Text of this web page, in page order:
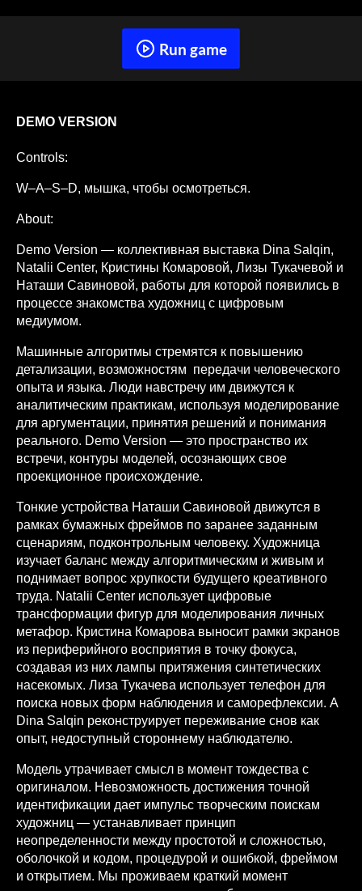
Run game
DEMO VERSION
Controls:
W–A–S–D, мышка, чтобы осмотреться.
About:
Demo Version — коллективная выставка Dina Salqin,
Natalii Center, Кристины Комаровой, Лизы Тукачевой и
Наташи Савиновой, работы для которой появились в
процессе знакомства художниц с цифровым
медиумом.
Машинные алгоритмы стремятся к повышению
детализации, возможностям передачи человеческого
опыта и языка. Люди навстречу им движутся к
аналитическим практикам, используя моделирование
для аргументации, принятия решений и понимания
реального. Demo Version — это пространство их
встречи, контуры моделей, осознающих свое
проекционное происхождение.
Тонкие устройства Наташи Савиновой движутся в
рамках бумажных фреймов по заранее заданным
сценариям, подконтрольным человеку. Художница
изучает баланс между алгоритмическим и живым и
поднимает вопрос хрупкости будущего креативного
труда. Natalii Center использует цифровые
трансформации фигур для моделирования личных
метафор. Кристина Комарова выносит рамки экранов
из периферийного восприятия в точку фокуса,
создавая из них лампы притяжения синтетических
насекомых. Лиза Тукачева использует телефон для
поиска новых форм наблюдения и саморефлексии. А
Dina Salqin реконструирует переживание снов как
опыт, недоступный стороннему наблюдателю.
Модель утрачивает смысл в момент тождества с
оригиналом. Невозможность достижения точной
идентификации дает импульс творческим поискам
художниц — устанавливает принцип
неопределенности между простотой и сложностью,
оболочкой и кодом, процедурой и ошибкой, фреймом
и открытием. Мы проживаем краткий момент